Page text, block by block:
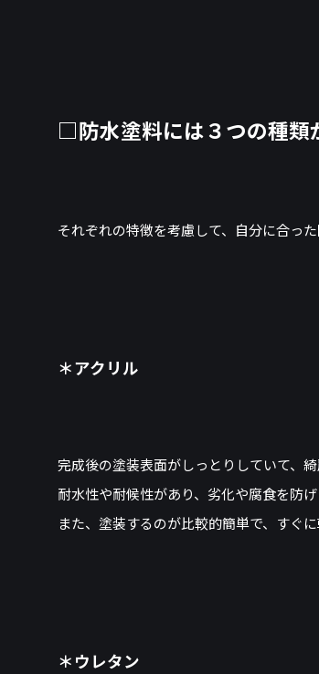
□防水塗料には３つの種類
それぞれの特徴を考慮して、自分に合っ
＊アクリル
完成後の塗装表面がしっとりしていて、
耐水性や耐候性があり、劣化や腐食を防げ
また、塗装するのが比較的簡単で、すぐ
＊ウレタン